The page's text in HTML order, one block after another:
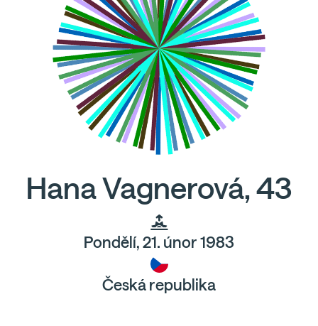
Hana Vagnerová, 43
Pondělí, 21. únor 1983
Česká republika